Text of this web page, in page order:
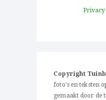
Copyright
foto's en teksten
gemaakt door de